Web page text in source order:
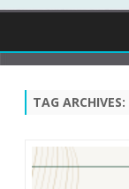
TAG ARCHIVES: